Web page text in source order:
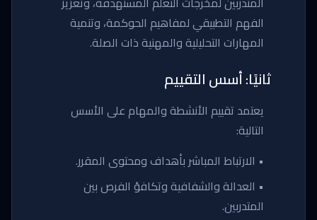
الفهم التطبيقي لمفاهيم الحوكمة، وتنمية
المهارات التحليلية والمهنية ذات الصلة.
ثانيًا: أسس التقييم
يعتمد تقييم الأنشطة والمهام على الأسس
التالية:
• الارتباط المباشر بأهداف ومحتوى المقرر.
• العدالة والشفافية وتكافؤ الفرص بين
المتدربين.